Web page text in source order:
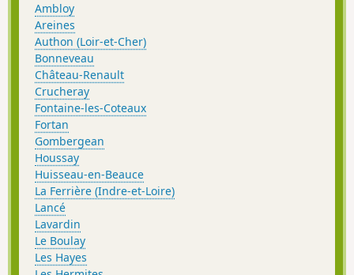
Ambloy
Areines
Authon (Loir-et-Cher)
Bonneveau
Château-Renault
Crucheray
Fontaine-les-Coteaux
Fortan
Gombergean
Houssay
Huisseau-en-Beauce
La Ferrière (Indre-et-Loire)
Lancé
Lavardin
Le Boulay
Les Hayes